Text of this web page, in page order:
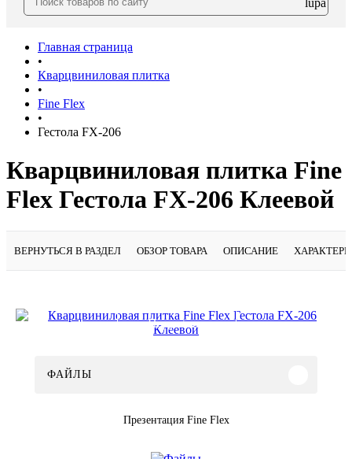
Главная страница
•
Кварцвиниловая плитка
•
Fine Flex
•
Гестола FX-206
Кварцвиниловая плитка Fine
Flex Гестола FX-206 Клеевой
ВЕРНУТЬСЯ В РАЗДЕЛ ОБЗОР ТОВАРА ОПИСАНИЕ
Подробнее
ФАЙЛЫ
Презентация Fine Flex